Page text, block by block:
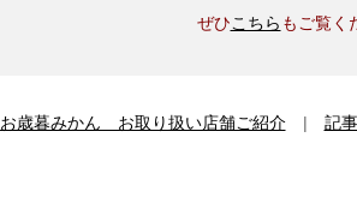
ぜひこちら もご覧く
お歳暮みかん お取り扱い店舗ご紹介| 記